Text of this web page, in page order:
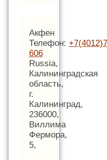
Акфен
Телефон:
606
Russia,
Калининградская
область,
г.
Калининград,
236000,
Виллима
Фермора,
5,